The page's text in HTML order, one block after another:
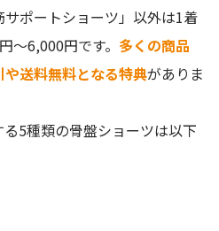
ポートショーツ」以外は1着
〜6,000円です。 多くの商品
送料無料となる特典がありま
5種類の骨盤ショーツは以下